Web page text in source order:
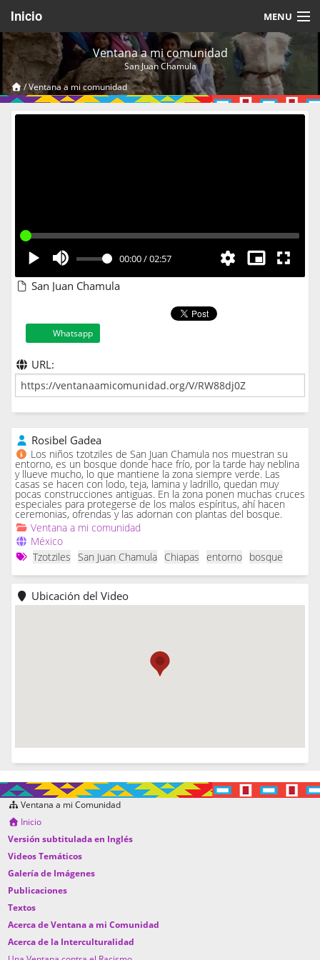
Inicio MENU
Acerca de
Videos Temáticos
Cerrar Sesión
Ventana a mi comunidad
San Juan Chamula
/Ventana a mi comunidad
00:00/02:57
San Juan Chamula
Whatsapp
URL:
Rosibel Gadea
Los niños tzotziles de San Juan Chamula nos muestran su
entorno, es un bosque donde hace frío, por la tarde hay neblina
y llueve mucho, lo que mantiene la zona siempre verde. Las
casas se hacen con lodo, teja, lamina y ladrillo, quedan muy
pocas construcciones antiguas. En la zona ponen muchas cruces
especiales para protegerse de los malos espíritus, ahí hacen
ceremonias, ofrendas y las adornan con plantas del bosque.
Ventana a mi comunidad
México
Tzotziles
San Juan Chamula Chiapas entorno bosque
Ubicación del Video
Ventana a mi Comunidad
Inicio
Versión subtitulada en Inglés
Videos Temáticos
Galería de Imágenes
Publicaciones
Textos
Acerca de Ventana a mi Comunidad
Acerca de la Interculturalidad